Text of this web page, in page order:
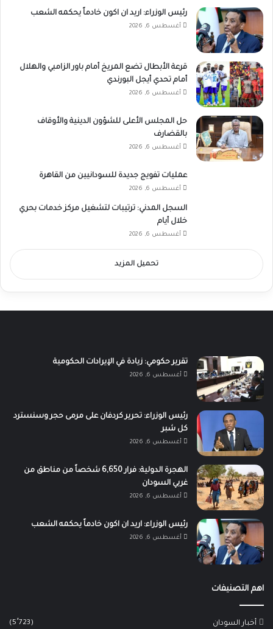
رئيس الوزراء: اريد ان اكون خادماً يحكمه الشعب
أغسطس 6, 2026
قرعة الأبطال تضع المريخ أمام باور الزامبي والهلال
أمام تحدي أيجل البورندي
أغسطس 6, 2026
حل المجلس الأعلى للشؤون الدينية والأوقاف
بالقضارف
أغسطس 6, 2026
عمليات تفويج جديدة للسودانيين من القاهرة
أغسطس 6, 2026
السجل المدني: ترتيبات لتشغيل مركز خدمات بحري
خلال أيام
أغسطس 6, 2026
تحميل المزيد
تقرير حكومي: زيادة في الإيرادات الحكومية
أغسطس 6, 2026
رئيس الوزراء: تحرير كردفان على مرمى حجر وسنسترد
كل شبر
أغسطس 6, 2026
الهجرة الدولية: فرار 6,650 شخصاً من مناطق من
غربي السودان
أغسطس 6, 2026
رئيس الوزراء: اريد ان اكون خادماً يحكمه الشعب
أغسطس 6, 2026
اهم التصنيفات
أخبار السودان (5٬723)